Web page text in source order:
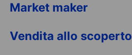
Market maker
Vendita allo scoperto